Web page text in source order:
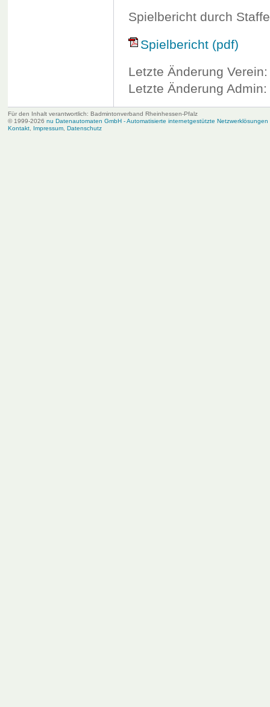
Spielbericht durch
Spielbericht (pdf)
Letzte Änderung
Letzte Änderung
Für den Inhalt verantwortlich: Badmintonverband Rheinhessen-Pfalz
© 1999-2026 nu Datenautomaten GmbH - Automatisierte internetgestützte Netzwerklösungen
Kontakt, Impressum, Datenschutz